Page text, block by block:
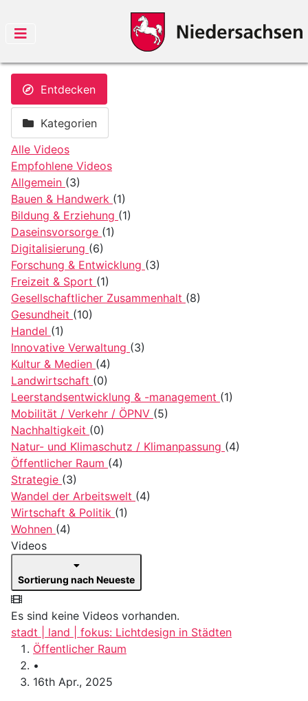
Entdecken
Kategorien
Alle Videos
Empfohlene Videos
Allgemein (3)
Bauen & Handwerk (1)
Bildung & Erziehung (1)
Daseinsvorsorge (1)
Digitalisierung (6)
Forschung & Entwicklung (3)
Freizeit & Sport (1)
Gesellschaftlicher Zusammenhalt (8)
Gesundheit (10)
Handel (1)
Innovative Verwaltung (3)
Kultur & Medien (4)
Landwirtschaft (0)
Leerstandsentwicklung & -management (1)
Mobilität / Verkehr / ÖPNV (5)
Nachhaltigkeit (0)
Natur- und Klimaschutz / Klimanpassung (4)
Öffentlicher Raum (4)
Strategie (3)
Wandel der Arbeitswelt (4)
Wirtschaft & Politik (1)
Wohnen (4)
Videos
Sortierung nach Neueste
Es sind keine Videos vorhanden.
stadt | land | fokus: Lichtdesign in Städten
Öffentlicher Raum
•
16th Apr., 2025